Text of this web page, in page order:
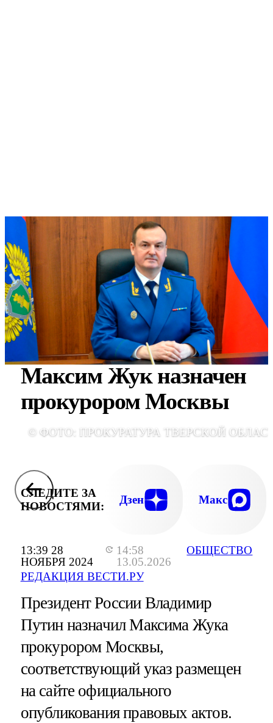
13:39 28
НОЯБРЯ 2024
14:58
13.05.2026
РЕДАКЦИЯ ВЕСТИ.РУ
ОБЩЕСТВО
Максим Жук назначен
прокурором Москвы
© ФОТО: ПРОКУРАТУРА ТВЕРСКОЙ
СЛЕДИТЕ ЗА
НОВОСТЯМИ:
Дзен Макс
Президент России Владимир
Путин назначил Максима Жука
прокурором Москвы,
соответствующий указ размещен
на сайте официального
опубликования правовых актов.